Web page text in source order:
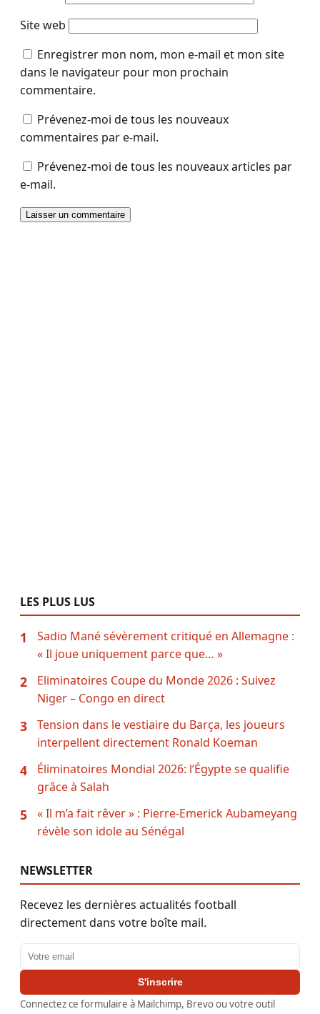
Site web
Enregistrer mon nom, mon e-mail et mon site
dans le navigateur pour mon prochain
commentaire.
Prévenez-moi de tous les nouveaux
commentaires par e-mail.
Prévenez-moi de tous les nouveaux articles par
e-mail.
LES PLUS LUS
1
Sadio Mané sévèrement critiqué en Allemagne :
« Il joue uniquement parce que… »
2
Eliminatoires Coupe du Monde 2026 : Suivez
Niger – Congo en direct
3
Tension dans le vestiaire du Barça, les joueurs
interpellent directement Ronald Koeman
4
Éliminatoires Mondial 2026: l’Égypte se qualifie
grâce à Salah
5
« Il m’a fait rêver » : Pierre-Emerick Aubameyang
révèle son idole au Sénégal
NEWSLETTER
Recevez les dernières actualités football
directement dans votre boîte mail.
Adresse email
S'inscrire
Connectez ce formulaire à Mailchimp, Brevo ou votre outil